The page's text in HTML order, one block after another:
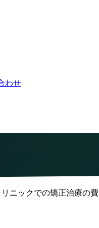
わせ
ニックでの矯正治療の費